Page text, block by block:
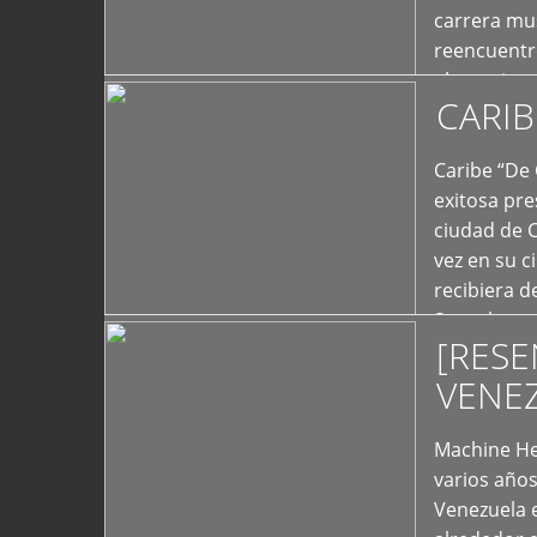
carrera
el exterior
Caribe
exitosa
ciudad de
vez en su
recibiera
Store los
Machine
varios
Venezuela